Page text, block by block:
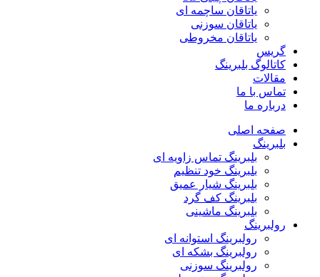
یاتاقان ساچمه ای
یاتاقان سوزنی
یاتاقان مخروطی
گریس
کاتالوگ بلبرینگ
مقالات
تماس با ما
درباره ما
صفحه اصلی
بلبرینگ
بلبرینگ تماس زاویه ای
بلبرینگ خود تنظیم
بلبرینگ شیار عمیق
بلبرینگ کف گرد
بلبرینگ ماشینی
رولبرینگ
رولبرینگ استوانه ای
رولبرینگ بشکه ای
رولبرینگ سوزنی